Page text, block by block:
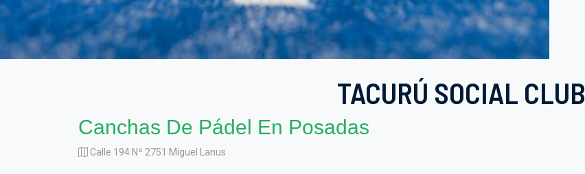
TACURÚ SOCIAL CLUB
Canchas De Pádel En Posadas
Calle 194 Nº 2751 Miguel Lanus